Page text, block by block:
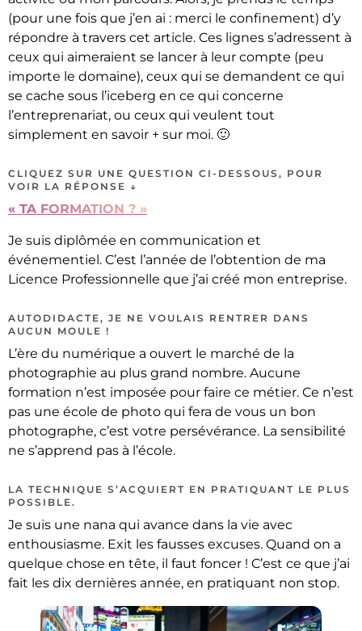
(pour une fois que j’en ai : merci le confinement) d’y
répondre à travers cet article. Ces lignes s’adressent à
ceux qui aimeraient se lancer à leur compte (peu
importe le domaine), ceux qui se demandent ce qui
se cache sous l’iceberg en ce qui concerne
l’entreprenariat, ou ceux qui veulent tout
simplement en savoir + sur moi. 🙂
CLIQUEZ SUR UNE QUESTION CI-DESSOUS, POUR
VOIR LA RÉPONSE ↓
« TA FORMATION ? »
Je suis diplômée en communication et
événementiel. C’est l’année de l’obtention de ma
Licence Professionnelle que j’ai créé mon entreprise.
AUTODIDACTE, JE NE VOULAIS RENTRER DANS
AUCUN MOULE !
L’ère du numérique a ouvert le marché de la
photographie au plus grand nombre. Aucune
formation n’est imposée pour faire ce métier. Ce n’est
pas une école de photo qui fera de vous un bon
photographe, c’est votre persévérance. La sensibilité
ne s’apprend pas à l’école.
LA TECHNIQUE S’ACQUIERT EN PRATIQUANT LE PLUS
POSSIBLE.
Je suis une nana qui avance dans la vie avec
enthousiasme. Exit les fausses excuses. Quand on a
quelque chose en tête, il faut foncer ! C’est ce que j’ai
fait les dix dernières année, en pratiquant non stop.